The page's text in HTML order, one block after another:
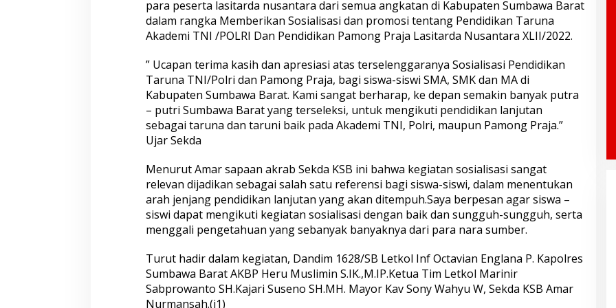
para peserta lasitarda nusantara dari semua angkatan di Kabupaten Sumbawa Barat
dalam rangka Memberikan Sosialisasi dan promosi tentang Pendidikan Taruna
Akademi TNI /POLRI Dan Pendidikan Pamong Praja Lasitarda Nusantara XLII/2022.
” Ucapan terima kasih dan apresiasi atas terselenggaranya Sosialisasi Pendidikan
Taruna TNI/Polri dan Pamong Praja, bagi siswa-siswi SMA, SMK dan MA di
Kabupaten Sumbawa Barat. Kami sangat berharap, ke depan semakin banyak putra
– putri Sumbawa Barat yang terseleksi, untuk mengikuti pendidikan lanjutan
sebagai taruna dan taruni baik pada Akademi TNI, Polri, maupun Pamong Praja.”
Ujar Sekda
Menurut Amar sapaan akrab Sekda KSB ini bahwa kegiatan sosialisasi sangat
relevan dijadikan sebagai salah satu referensi bagi siswa-siswi, dalam menentukan
arah jenjang pendidikan lanjutan yang akan ditempuh.Saya berpesan agar siswa –
siswi dapat mengikuti kegiatan sosialisasi dengan baik dan sungguh-sungguh, serta
menggali pengetahuan yang sebanyak banyaknya dari para nara sumber.
Turut hadir dalam kegiatan, Dandim 1628/SB Letkol Inf Octavian Englana P. Kapolres
Sumbawa Barat AKBP Heru Muslimin S.IK.,M.IP.Ketua Tim Letkol Marinir
Sabprowanto SH.Kajari Suseno SH.MH. Mayor Kav Sony Wahyu W, Sekda KSB Amar
Nurmansah.(j1)